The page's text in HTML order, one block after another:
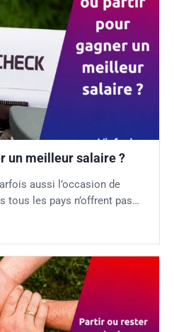
un meilleur salaire ?
aussi l’occasion de
tous les pays n’offrent pas…